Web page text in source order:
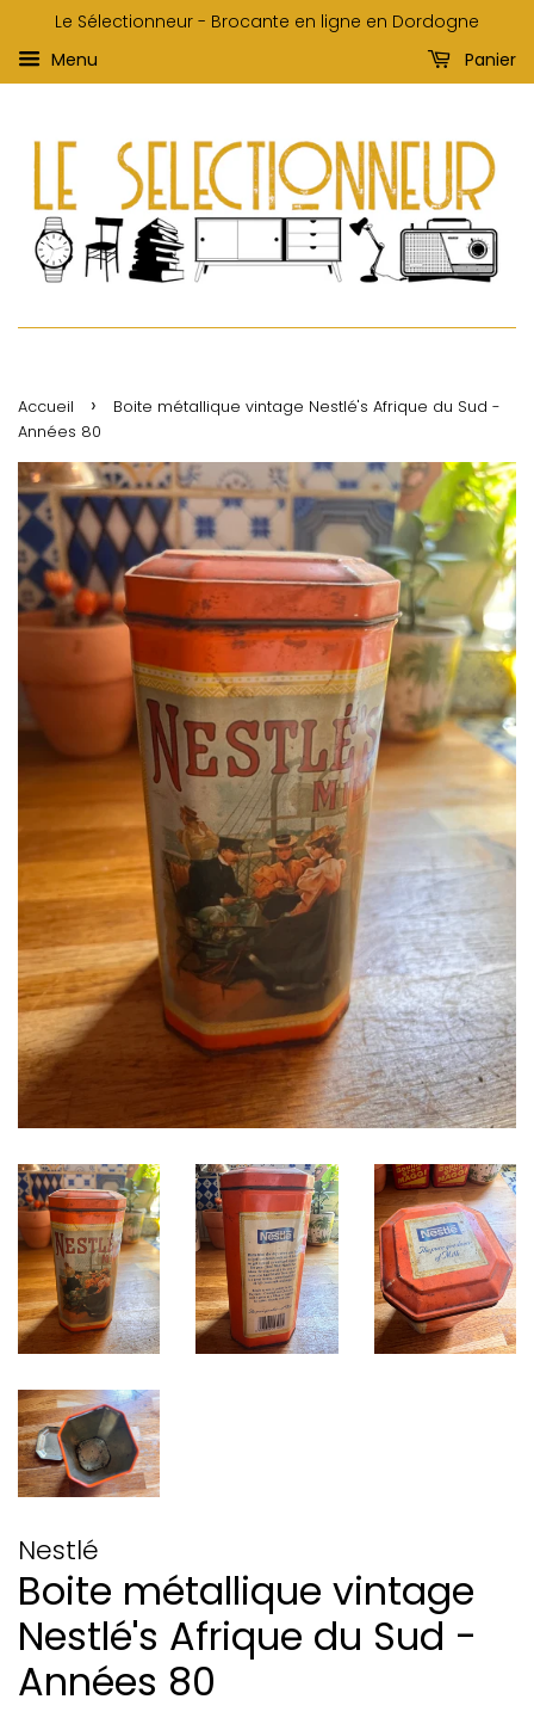
Le Sélectionneur - Brocante en ligne en Dordogne
Menu
Panier
Accueil ›
Boite métallique vintage Nestlé's Afrique du Sud -
Années 80
Nestlé
Boite métallique vintage
Nestlé's Afrique du Sud -
Années 80